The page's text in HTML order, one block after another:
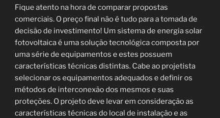
Fique atento na hora de comparar propostas
comerciais. O preço final não é tudo para a tomada de
decisão de investimento! Um sistema de energia solar
fotovoltaica é uma solução tecnológica composta por
uma série de equipamentos e estes possuem
características técnicas distintas. Cabe ao projetista
selecionar os equipamentos adequados e definir os
métodos de interconexão dos mesmos e suas
proteções. O projeto deve levar em consideração as
características técnicas do local de instalação e as